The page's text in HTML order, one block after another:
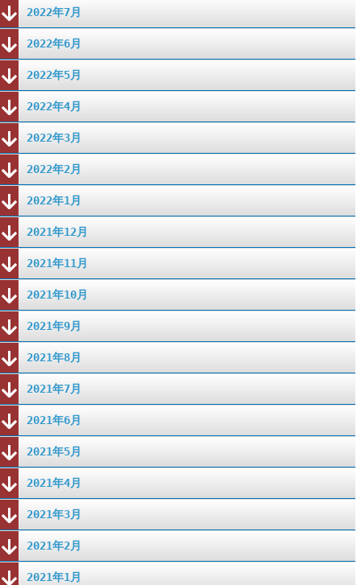
2022年7月
2022年6月
2022年5月
2022年4月
2022年3月
2022年2月
2022年1月
2021年12月
2021年11月
2021年10月
2021年9月
2021年8月
2021年7月
2021年6月
2021年5月
2021年4月
2021年3月
2021年2月
2021年1月